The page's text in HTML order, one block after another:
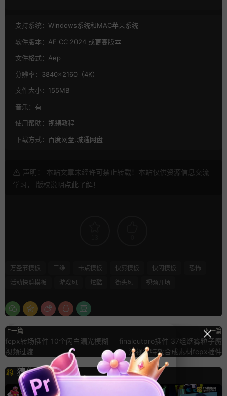
支持系统： Windows系统和MAC苹果系统
软件版本： AE CC 2024 或更高版本
文件格式： Aep
分辨率： 3840×2160（4K）
文件大小： 155MB
音乐： 有
使用帮助： 视频教程
下载方式： 百度网盘,城通网盘
声明： 本站文章未经许可禁止转载！本站仅供资源信息交流
学习， 版权说明点此了解 ！
万圣节模板 三维 卡点模板 快剪模板 快闪模板
恐怖
活动快剪模板
游戏风 炫酷 街头风 视频开场
上一篇
fcpx转场插件 10个闪白漏光模糊
视频过渡
下一篇
finalcutpro插件 37组烟雾粒子魔
法视觉特效合成素材fcpx插件
猜你喜欢